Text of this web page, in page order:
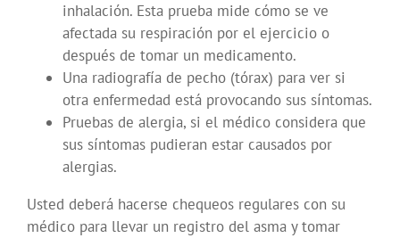
inhalación. Esta prueba mide cómo se ve
afectada su respiración por el ejercicio o
después de tomar un medicamento.
Una radiografía de pecho (tórax) para ver si
otra enfermedad está provocando sus síntomas.
Pruebas de alergia, si el médico considera que
sus síntomas pudieran estar causados por
alergias.
Usted deberá hacerse chequeos regulares con su
médico para llevar un registro del asma y tomar